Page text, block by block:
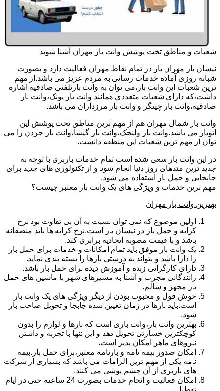
شعبات و مناطق تخت پوشش وانت بار مهران آشنا شوید
نیسان بار مهران بار در تمام نقاط مهران فعالیت دارد و بصورت
شبانه روزی آماده خدمات رسانی به مردم عزیز می باشد.از مهم
ترین شعبات این وانت بار،می توان به وانت بارتلفنی صادقیه اشاره
داشت،که دارای شعبات متعددی همانند وانت بار پونک،وانت بار
صادقیه،وانت بار چیتگر و وانت بار مرزداران می باشد.
وانت بار شمال مهران هم از مهم ترین مناطق تحت پوشش این
اتوبار می باشد.وانت بار ولنجک،وانت بار گیشا،وانت بار جردن را می
توان از مهم ترین شعبات این منطقه دانست.
در این وانت بار سعی شده است تمام خدمات باربری با توجه به
جدید ترین متدهای روز دنیا انجام شود و از تکنولوژی های جدید برای
جابجایی و حمل بار استفاده می شود.
مهم ترین خدمات و ویژگی های یک وانت بار معتبر چیست؟
بهترین وانت بار مهران
اولین موضوع که نمی توان نسبت به آن بی تفاوت بود نرخ
کرایه و حمل بار در نیسان بار است.نرخ کرایه ها باید منصفانه
باشد و با قیمت مصوبه اتحادیه برابری کند.
یک وانت بار موفق باید تمام امکانات و خدمات برای حمل بار
را دارا باشد و بتواند به درستی بارها را بسته بندی نماید.
دارای کارگرانی زبده و آموزش دیده برای حمل بار باشد.
رانندگانی مجرب و آشنا به مسیرهای شهر با ماشین های حمل
بار مجهز و سالم.
خوش قول و محبوب بودن از دیگر ویژگی های یک وانت بار
است.باید بارها در زمان تعیین شده جابجا و تحویل صاحب بار
شود.
بهترین وانت بار،وانت باری است که بارها و لوازم را بدون
کوچکترین خسارتی تحویل دهد و این تنها با تجربه و داشتن
نیروهای ماهر امکان پذیر است.
امکان صدور بیمه نامه و بارنامه معتبر،برای حمل بار.بیمه
نامه یکی از مهم ترین الزامات می باشد که بسیاری از شرکت
های باربری از آن چشم پوشی می کنند.
امکان فعالیت و انجام خدمات بصورت 24 ساعته حتی در ایام